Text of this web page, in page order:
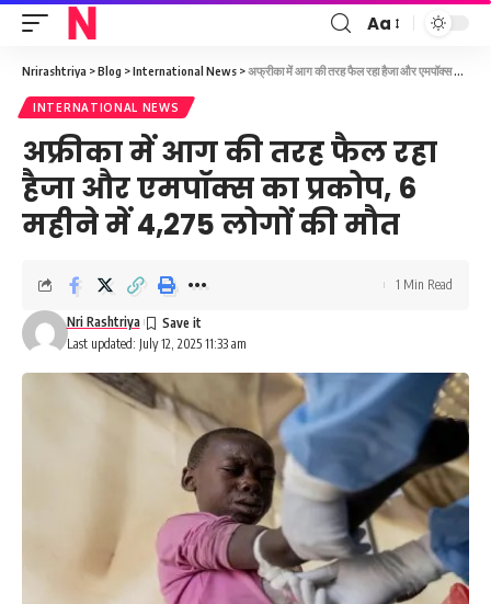
Font
Resizer
Aa
Nrirashtriya >Blog >International News >अफ्रीका में आग की तरह फैल रहा हैजा और एमपॉक्स का प्रकोप, 6 महीने में 4,275 लोगों की मौत
INTERNATIONAL NEWS
अफ्रीका में आग की तरह फैल रहा
हैजा और एमपॉक्स का प्रकोप, 6
महीने में 4,275 लोगों की मौत
Last updated: July 12, 2025 11:33 am
Nri Rashtriya
1 Min Read